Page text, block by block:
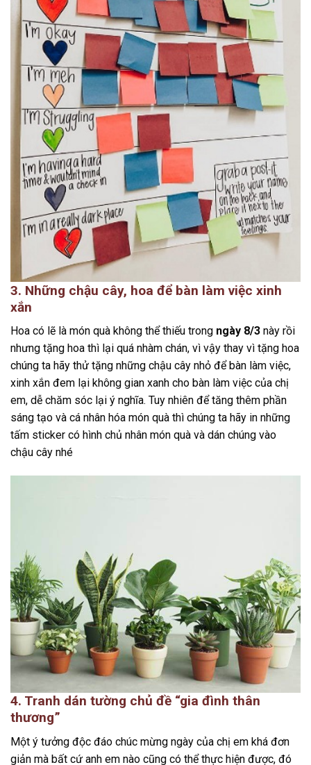
3. Những chậu cây, hoa để bàn làm việc xinh
xắn
Hoa có lẽ là món quà không thể thiếu trong ngày 8/3 này rồi
nhưng tặng hoa thì lại quá nhàm chán, vì vậy thay vì tặng hoa
chúng ta hãy thử tặng những chậu cây nhỏ để bàn làm việc,
xinh xắn đem lại không gian xanh cho bàn làm việc của chị
em, dễ chăm sóc lại ý nghĩa. Tuy nhiên để tăng thêm phần
sáng tạo và cá nhân hóa món quà thì chúng ta hãy in những
tấm sticker có hình chủ nhân món quà và dán chúng vào
chậu cây nhé
4. Tranh dán tường chủ đề “gia đình thân
thương”
Một ý tưởng độc đáo chúc mừng ngày của chị em khá đơn
giản mà bất cứ anh em nào cũng có thể thực hiện được, đó